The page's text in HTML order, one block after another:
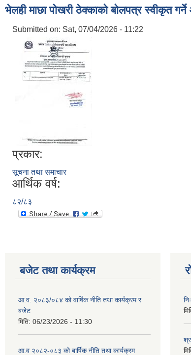
भेलही माछा पोखरी ठेक्काको बोलपत्र स्वीकृत
Submitted on: Sat, 07/04/2026 - 11:22
प्रकार:
सूचना तथा समाचार
आर्थिक वर्ष:
८२/८३
बजेट तथा कार्यक्रम
आ.व. २०८३/०८४ को वार्षिक नीति तथा कार्यक्रम र
बजेट
मिति: 06/23/2026 - 11:30
आ.व २०८२-०८३ को बार्षिक नीति तथा कार्यक्रम